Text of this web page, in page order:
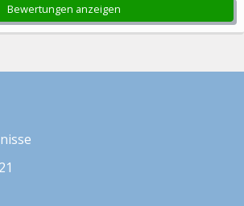
Bewertungen anzeigen